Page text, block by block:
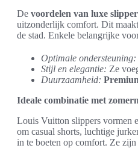
De voordelen van luxe
uitzonderlijk comfort. Dit
de stad. Enkele belangrijke
Optimale ondersteuning:
Stijl en elegantie: Ze
Duurzaamheid:
Ideale combinatie met
Louis Vuitton slippers vormen
om casual shorts, luchtige
in te boeten op comfort. Ze